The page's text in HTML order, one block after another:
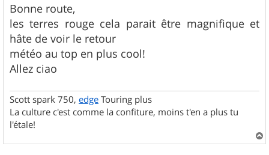
s
s
a
g
e
Bonne route,
les terres rouge cela parait être magnifique et
hâte de voir le retour
météo au top en plus cool!
Allez ciao
Scott spark 750, edge Touring plus
La culture c'est comme la confiture, moins t'en a plus tu
l'étale!
a